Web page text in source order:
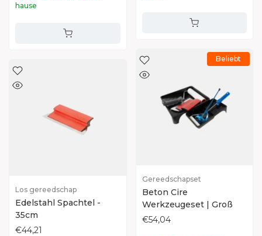
hause
Beliebt
Gereedschapset
Beton Cire
Werkzeugeset | Groß
€54,04
Los gereedschap
Edelstahl Spachtel -
35cm
€44,21